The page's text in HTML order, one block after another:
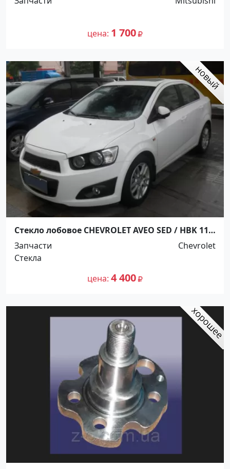
цена 1 700
Стекло лобовое CHEVROLET AVEO SED / HBK 11-
Краснодар
Запчасти
Chevrolet
Стекла
цена 4 400